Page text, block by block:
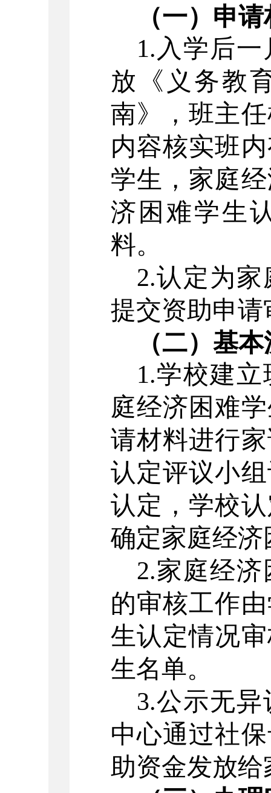
（一）申
1.入学后
放《义务教
南》，班主
内容核实班
学生，家庭
济困难学生
料。
2.认定为
提交资助申请
（二）基
1.学校建
庭经济困难
请材料进行
认定评议小
认定，学校
确定家庭经
2.家庭经
的审核工作
生认定情况
生名单。
3.公示无
中心通过社
助资金发放